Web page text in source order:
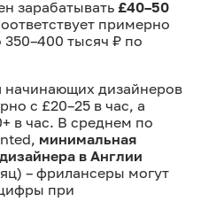
зарабатывать £40–50
примерно
тысяч ₽ по
дизайнеров
с £20–25 в час, а
в час. В среднем по
минимальная
в Англии
– фрилансеры могут
при